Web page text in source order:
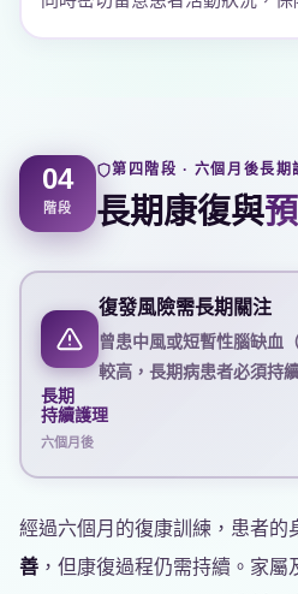
04
階段
第四階段 · 六個月後長期
長期康復與
復發風險需長期關注
曾患中風或短暫性腦缺血
較高，長期病患者必須持
長期
持續護理
六個月後
經過六個月的復康訓練，患者的
善 ，但康復過程仍需持續。家